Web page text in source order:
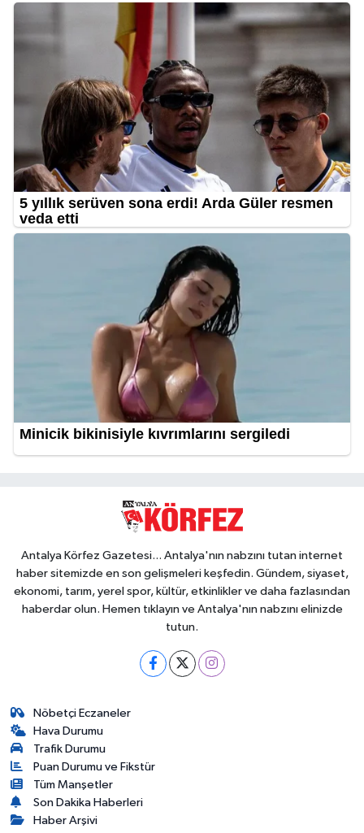
Antalya Körfez Gazetesi... Antalya'nın nabzını tutan internet
haber sitemizde en son gelişmeleri keşfedin. Gündem, siyaset,
ekonomi, tarım, yerel spor, kültür, etkinlikler ve daha fazlasından
haberdar olun. Hemen tıklayın ve Antalya'nın nabzını elinizde
tutun.
Nöbetçi Eczaneler
Hava Durumu
Trafik Durumu
Puan Durumu ve Fikstür
Tüm Manşetler
Son Dakika Haberleri
Haber Arşivi